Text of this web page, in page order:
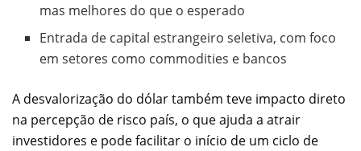
mas melhores do que o esperado
Entrada de capital estrangeiro seletiva, com foco
em setores como commodities e bancos
A desvalorização do dólar também teve impacto direto
na percepção de risco país, o que ajuda a atrair
investidores e pode facilitar o início de um ciclo de